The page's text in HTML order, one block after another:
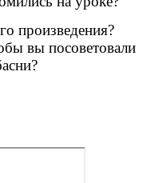
произведения?
вы посоветовали